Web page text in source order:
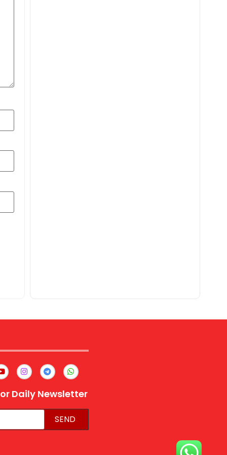
Daily Newsletter
SEND